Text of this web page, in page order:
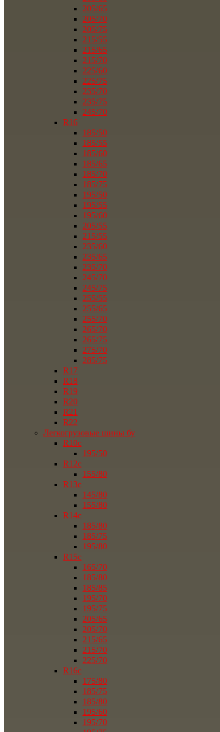
205/65
205/70
205/75
215/55
215/65
215/70
225/60
225/75
235/70
235/75
245/70
R16
185/50
185/55
185/60
185/65
185/70
185/75
195/50
195/55
195/60
205/55
215/55
235/60
235/65
235/70
245/70
245/75
255/55
255/65
255/70
265/70
265/75
275/70
285/75
R17
R18
R19
R20
R21
R22
Легкогрузовые шины бу
R10c
195/50
R12c
155/80
R13c
145/80
155/80
R14c
185/80
185/75
195/80
R15c
165/70
185/80
185/85
195/70
195/75
205/65
205/70
215/65
215/70
225/70
R16c
175/80
185/75
185/80
195/60
195/70